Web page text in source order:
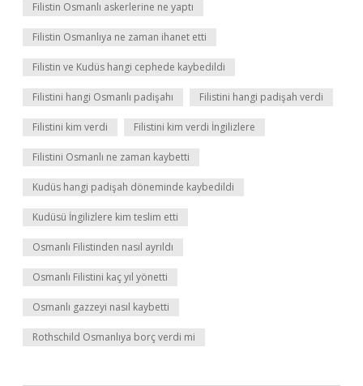
Filistin Osmanlı askerlerine ne yaptı
Filistin Osmanlıya ne zaman ihanet etti
Filistin ve Kudüs hangi cephede kaybedildi
Filistini hangi Osmanlı padişahı Filistini hangi padişah verdi
Filistini kim verdi Filistini kim verdi İngilizlere
Filistini Osmanlı ne zaman kaybetti
Kudüs hangi padişah döneminde kaybedildi
Kudüsü İngilizlere kim teslim etti
Osmanlı Filistinden nasıl ayrıldı
Osmanlı Filistini kaç yıl yönetti
Osmanlı gazzeyi nasıl kaybetti
Rothschild Osmanlıya borç verdi mi